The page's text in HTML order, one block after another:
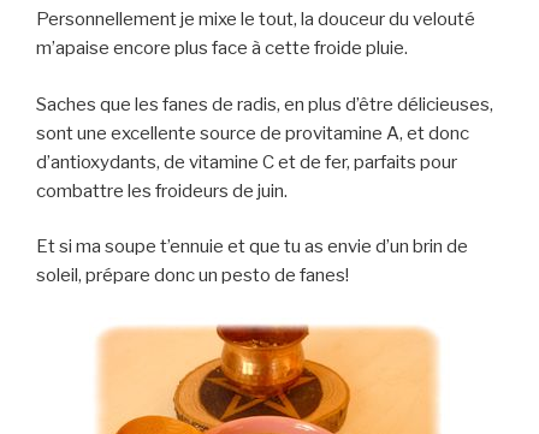
Personnellement je mixe le tout, la douceur du velouté
m’apaise encore plus face à cette froide pluie.
Saches que les fanes de radis, en plus d’être délicieuses,
sont une excellente source de provitamine A, et donc
d’antioxydants, de vitamine C et de fer, parfaits pour
combattre les froideurs de juin.
Et si ma soupe t’ennuie et que tu as envie d’un brin de
soleil, prépare donc un pesto de fanes!